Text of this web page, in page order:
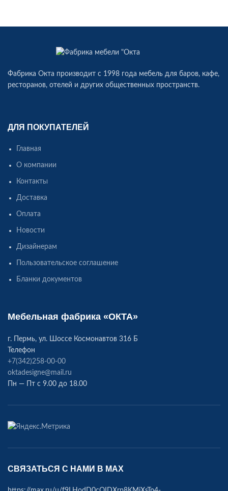
Фабрика Окта производит c 1998 года мебель для баров, кафе,
ресторанов, отелей и других общественных пространств.
ДЛЯ ПОКУПАТЕЛЕЙ
Главная
О компании
Контакты
Доставка
Оплата
Новости
Дизайнерам
Пользовательское соглашение
Бланки документов
Мебельная фабрика «ОКТА»
г. Пермь, ул. Шоссе Космонавтов 316 Б
Телефон
+7(342)258-00-00
oktadesigne@mail.ru
Пн — Пт с 9.00 до 18.00
СВЯЗАТЬСЯ С НАМИ В МАХ